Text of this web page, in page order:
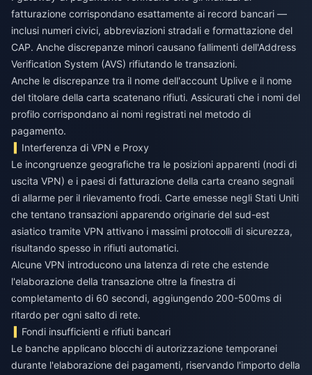
fatturazione corrispondano esattamente ai record bancari —
inclusi numeri civici, abbreviazioni stradali e formattazione del
CAP. Anche discrepanze minori causano fallimenti dell'Address
Verification System (AVS) rifiutando le transazioni.
Anche le discrepanze tra il nome dell'account Uplive e il nome
del titolare della carta scatenano rifiuti. Assicurati che i nomi del
profilo corrispondano ai nomi registrati nel metodo di
pagamento.
Interferenza di VPN e Proxy
Le incongruenze geografiche tra le posizioni apparenti (nodi di
uscita VPN) e i paesi di fatturazione della carta creano segnali
di allarme per il rilevamento frodi. Carte emesse negli Stati Uniti
che tentano transazioni apparendo originarie del sud-est
asiatico tramite VPN attivano i massimi protocolli di sicurezza,
risultando spesso in rifiuti automatici.
Alcune VPN introducono una latenza di rete che estende
l'elaborazione della transazione oltre la finestra di
completamento di 60 secondi, aggiungendo 200-500ms di
ritardo per ogni salto di rete.
Fondi insufficienti e rifiuti bancari
Le banche applicano blocchi di autorizzazione temporanei
durante l'elaborazione dei pagamenti, riservando l'importo della